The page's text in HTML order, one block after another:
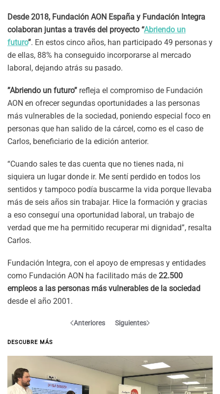
Desde 2018, Fundación AON España y Fundación Integra
colaboran juntas a través del proyecto “Abriendo un
futuro”. En estos cinco años, han participado 49 personas y
de ellas, 88% ha conseguido incorporarse al mercado
laboral, dejando atrás su pasado.
”Abriendo un futuro” refleja el compromiso de Fundación
AON en ofrecer segundas oportunidades a las personas
más vulnerables de la sociedad, poniendo especial foco en
personas que han salido de la cárcel, como es el caso de
Carlos, beneficiario de la edición anterior.
“Cuando sales te das cuenta que no tienes nada, ni
siquiera un lugar donde ir. Me sentí perdido en todos los
sentidos y tampoco podía buscarme la vida porque llevaba
más de seis años sin trabajar. Hice la formación y gracias
a eso conseguí una oportunidad laboral, un trabajo de
verdad que me ha permitido recuperar mi dignidad”, resalta
Carlos.
Fundación Integra, con el apoyo de empresas y entidades
como Fundación AON ha facilitado más de 22.500
empleos a las personas más vulnerables de la sociedad
desde el año 2001.
Anteriores Siguientes
DESCUBRE MÁS